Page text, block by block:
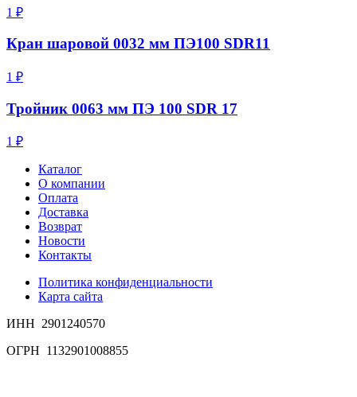
1 ₽
Кран шаровой 0032 мм ПЭ100 SDR11
1 ₽
Тройник 0063 мм ПЭ 100 SDR 17
1 ₽
Каталог
О компании
Оплата
Доставка
Возврат
Новости
Контакты
Политика конфиденциальности
Карта сайта
ИНН 2901240570
ОГРН 1132901008855